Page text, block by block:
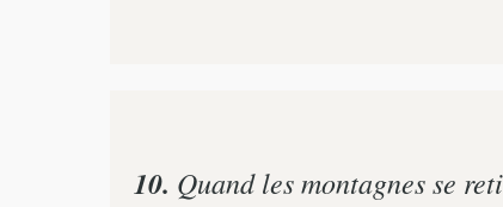
10. Quand les montagnes se